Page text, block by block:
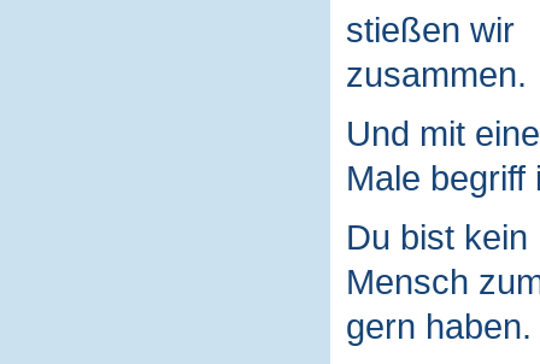
stießen wir
zusammen.
Und mit
Male begriff
Du bist kein
Mensch
gern haben.